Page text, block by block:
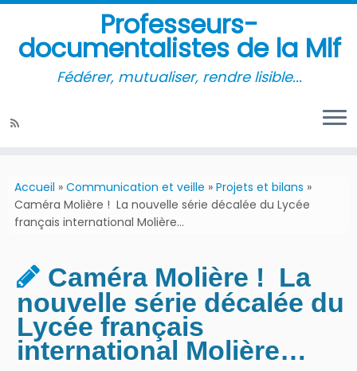
Professeurs-
documentalistes de la Mlf
Fédérer, mutualiser, rendre lisible...
Accueil » Communication et veille » Projets et bilans »
Caméra Molière ! La nouvelle série décalée du Lycée
français international Molière…
Caméra Molière ! La
nouvelle série décalée du
Lycée français
international Molière…